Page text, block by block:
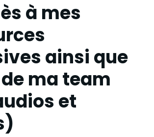
à mes
ainsi que
ma team
et